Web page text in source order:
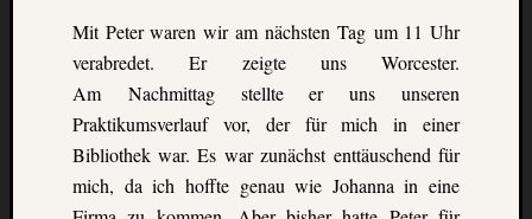
Mit Peter waren wir am nächsten Tag um 11 Uhr
verabredet. Er zeigte uns Worcester.
Am Nachmittag stellte er uns unseren
Praktikumsverlauf vor, der für mich in einer
Bibliothek war. Es war zunächst enttäuschend für
mich, da ich hoffte genau wie Johanna in eine